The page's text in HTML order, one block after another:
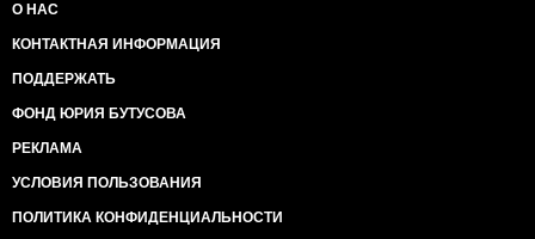
О НАС
КОНТАКТНАЯ ИНФОРМАЦИЯ
ПОДДЕРЖАТЬ
ФОНД ЮРИЯ БУТУСОВА
РЕКЛАМА
УСЛОВИЯ ПОЛЬЗОВАНИЯ
ПОЛИТИКА КОНФИДЕНЦИАЛЬНОСТИ